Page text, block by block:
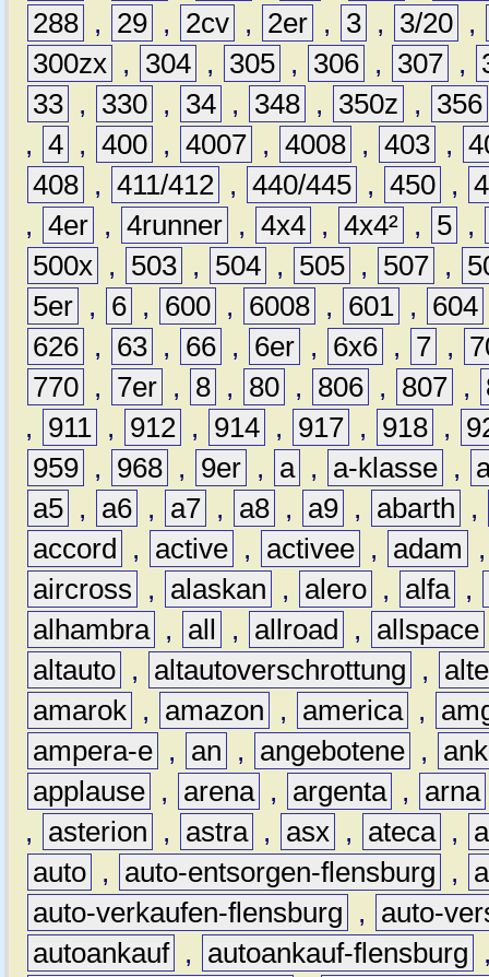
288 , 29 , 2cv , 2er , 3 , 3/20 ,
300zx , 304 , 305 , 306 , 307 ,
33 , 330 , 34 , 348 , 350z ,
356
, 4 , 400 , 4007 , 4008 , 403 ,
408 , 411/412 , 440/445 , 450 ,
, 4er , 4runner , 4x4 , 4x4² , 5 ,
500x , 503 , 504 , 505 , 507 ,
5er , 6 , 600 , 6008 , 601 , 604
626 , 63 , 66 , 6er , 6x6 , 7 ,
770 , 7er , 8 , 80 , 806 , 807 ,
,
911 , 912 , 914 , 917 , 918 ,
959 , 968 , 9er , a , a-klasse ,
a5 , a6 , a7 , a8 , a9 , abarth
,
accord
, active , activee , adam
aircross
, alaskan , alero , alfa ,
alhambra , all , allroad , allspace
altauto , altautoverschrottung ,
amarok , amazon , america ,
ampera-e , an , angebotene ,
applause , arena , argenta , arna
,
asterion , astra , asx , ateca ,
auto , auto-entsorgen-flensburg ,
auto-verkaufen-flensburg
,
auto-
autoankauf , autoankauf-flensburg